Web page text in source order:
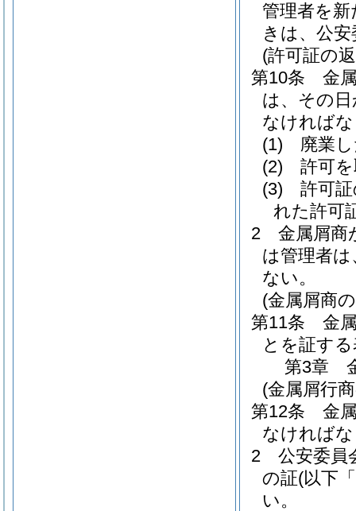
管理者を
きは、公
(許可証の
第10条
金
は、その
なければ
(1)
廃業
(2)
許可
(3)
許可
れた許可
2
金属屑商
は管理者は
ない。
(金属屑商
第11条
金
とを証す
第3章
(金属屑行
第12条
金
なければ
2
公安委員
の証(以下
い。